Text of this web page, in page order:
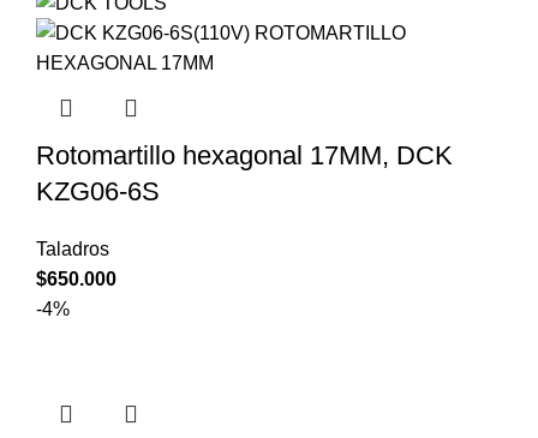
Rotomartillo hexagonal 17MM, DCK
KZG06-6S
Taladros
$650.000
-4%